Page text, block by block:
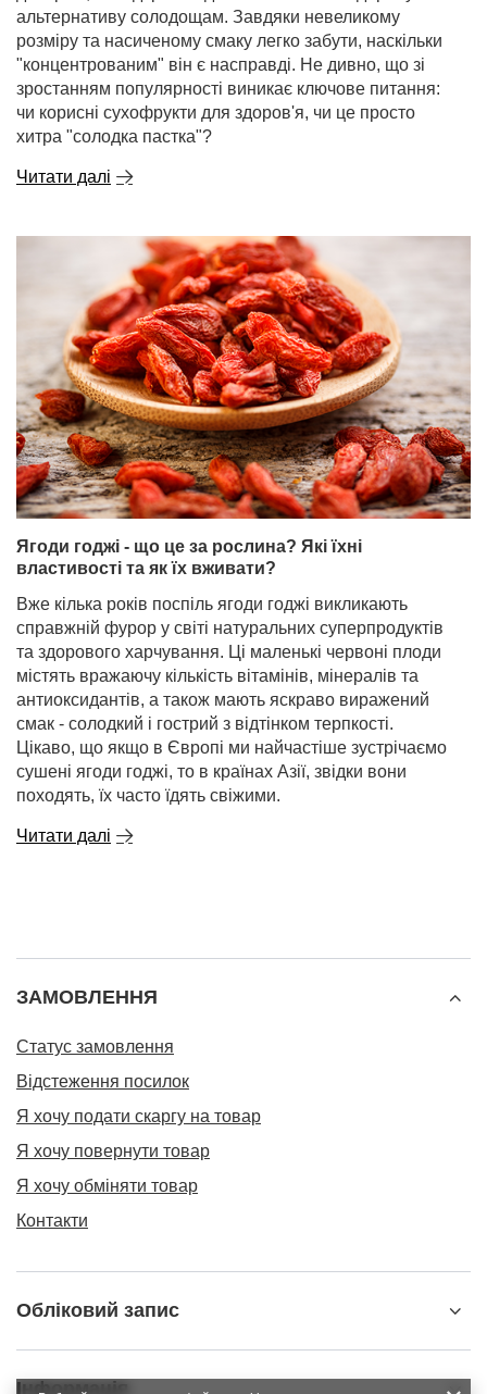
альтернативу солодощам. Завдяки невеликому
розміру та насиченому смаку легко забути, наскільки
"концентрованим" він є насправді. Не дивно, що зі
зростанням популярності виникає ключове питання:
чи корисні сухофрукти для здоров'я, чи це просто
хитра "солодка пастка"?
Читати далі
Ягоди годжі - що це за рослина? Які їхні
властивості та як їх вживати?
Вже кілька років поспіль ягоди годжі викликають
справжній фурор у світі натуральних суперпродуктів
та здорового харчування. Ці маленькі червоні плоди
містять вражаючу кількість вітамінів, мінералів та
антиоксидантів, а також мають яскраво виражений
смак - солодкий і гострий з відтінком терпкості.
Цікаво, що якщо в Європі ми найчастіше зустрічаємо
сушені ягоди годжі, то в країнах Азії, звідки вони
походять, їх часто їдять свіжими.
Читати далі
ЗАМОВЛЕННЯ
Статус замовлення
Відстеження посилок
Я хочу подати скаргу на товар
Я хочу повернути товар
Я хочу обміняти товар
Контакти
Обліковий запис
Інформація